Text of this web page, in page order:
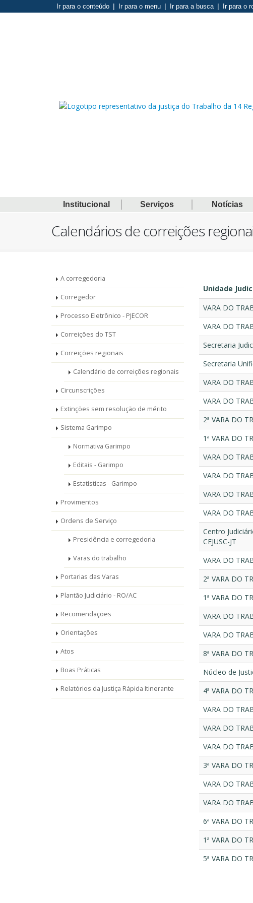
Ir para o conteúdo Ir para o menu Ir para a busca Ir para o
Institucional Serviços Notícias
Calendários de correições
Unidades
-
Corregedoria
A corregedoria
Corregedor
Processo Eletrônico - PJECOR
Correições do TST
Correições regionais
Calendário de correições regionais
Circunscrições
Extinções sem resolução de mérito
Sistema Garimpo
Normativa Garimpo
Editais - Garimpo
Estatísticas - Garimpo
Provimentos
Ordens de Serviço
Presidência e corregedoria
Varas do trabalho
Portarias das Varas
Plantão Judiciário - RO/AC
Recomendações
Orientações
Atos
Boas Práticas
Relatórios da Justiça Rápida Itinerante
Unidade
VARA DO
VARA DO
Secretaria
Secretaria
VARA DO
VARA DO
2ª VARA DO
1ª VARA DO
VARA DO
VARA DO
VARA DO
VARA DO
Centro
CEJUSC-JT
VARA DO
2ª VARA DO
1ª VARA DO
VARA DO
VARA DO
8ª VARA DO
Núcleo de
4ª VARA DO
VARA DO
VARA DO
VARA DO
3ª VARA DO
VARA DO
VARA DO
6ª VARA DO
1ª VARA DO
5ª VARA DO